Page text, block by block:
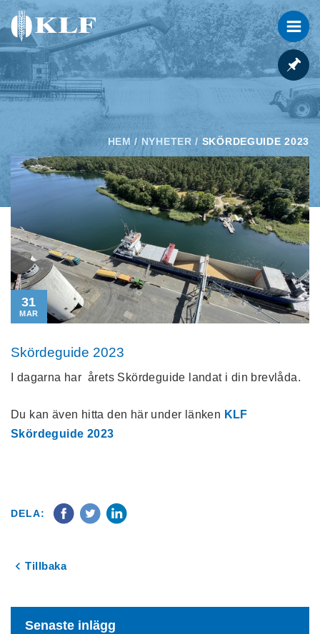
HEM / NYHETER / SKÖRDEGUIDE 2023
31
MAR
Skördeguide 2023
I dagarna har årets Skördeguide landat i din brevlåda.
Du kan även hitta den här under länken KLF
Skördeguide 2023
DELA:
Tillbaka
Senaste inlägg